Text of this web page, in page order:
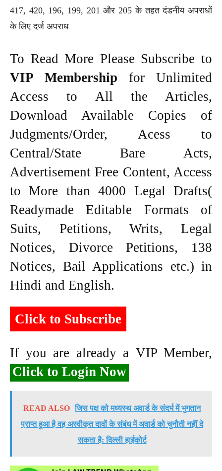
417, 420, 196, 199, 201 और 205 के तहत दंडनीय अपराधों
के लिए दर्ज अपराध
To Read More Please Subscribe to
VIP Membership for Unlimited
Access to All the Articles,
Download Available Copies of
Judgments/Order, Acess to
Central/State Bare Acts,
Advertisement Free Content, Access
to More than 4000 Legal Drafts(
Readymade Editable Formats of
Suits, Petitions, Writs, Legal
Notices, Divorce Petitions, 138
Notices, Bail Applications etc.) in
Hindi and English.
Click to Subscribe
If you are already a VIP Member,
Click to Login Now
READ ALSO जिस पक्ष को मध्यस्थ अवार्ड के संदर्भ में भुगतान
प्राप्त हुआ है वह अस्वीकृत दावों के संबंध में अवार्ड को चुनौती नहीं दे
सकता है: दिल्ली हाईकोर्ट